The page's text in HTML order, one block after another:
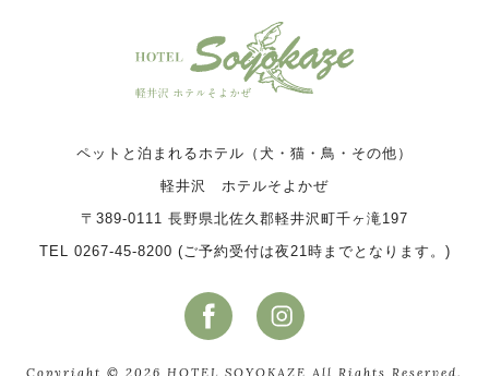
ペットと泊まれるホテル（犬・猫・鳥・その他）
軽井沢 ホテルそよかぜ
〒389-0111 長野県北佐久郡軽井沢町千ヶ滝197
TEL 0267-45-8200 (ご予約受付は夜21時までとなります。)